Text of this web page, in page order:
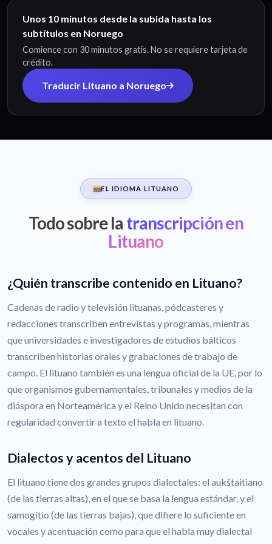
Unos 10 minutos desde la subida hasta los
subtítulos en Noruego
Comience con 30 minutos gratis. No se requiere tarjeta de
crédito.
Traducir Lituano a Noruego
EL IDIOMA LITUANO
Todo sobre la transcripción en
Lituano
¿Quién transcribe contenido en Lituano?
Cadenas de radio y televisión lituanas, pódcasteres y
redacciones transcriben entrevistas y programas, mientras
que universidades e investigadores de estudios bálticos
transcriben historias orales y grabaciones de trabajo de
campo. El lituano también es una lengua oficial de la UE, por lo
que organismos gubernamentales, tribunales y medios de la
diáspora en Norteamérica y el Reino Unido necesitan con
regularidad convertir a texto el habla en lituano.
Dialectos y acentos del Lituano
El lituano tiene dos grandes grupos dialectales: el aukštaitiano
(de las tierras altas), en el que se basa la lengua estándar, y el
samogitio (de las tierras bajas), que difiere lo suficiente en
vocales y acentuación como para que el habla muy dialectal